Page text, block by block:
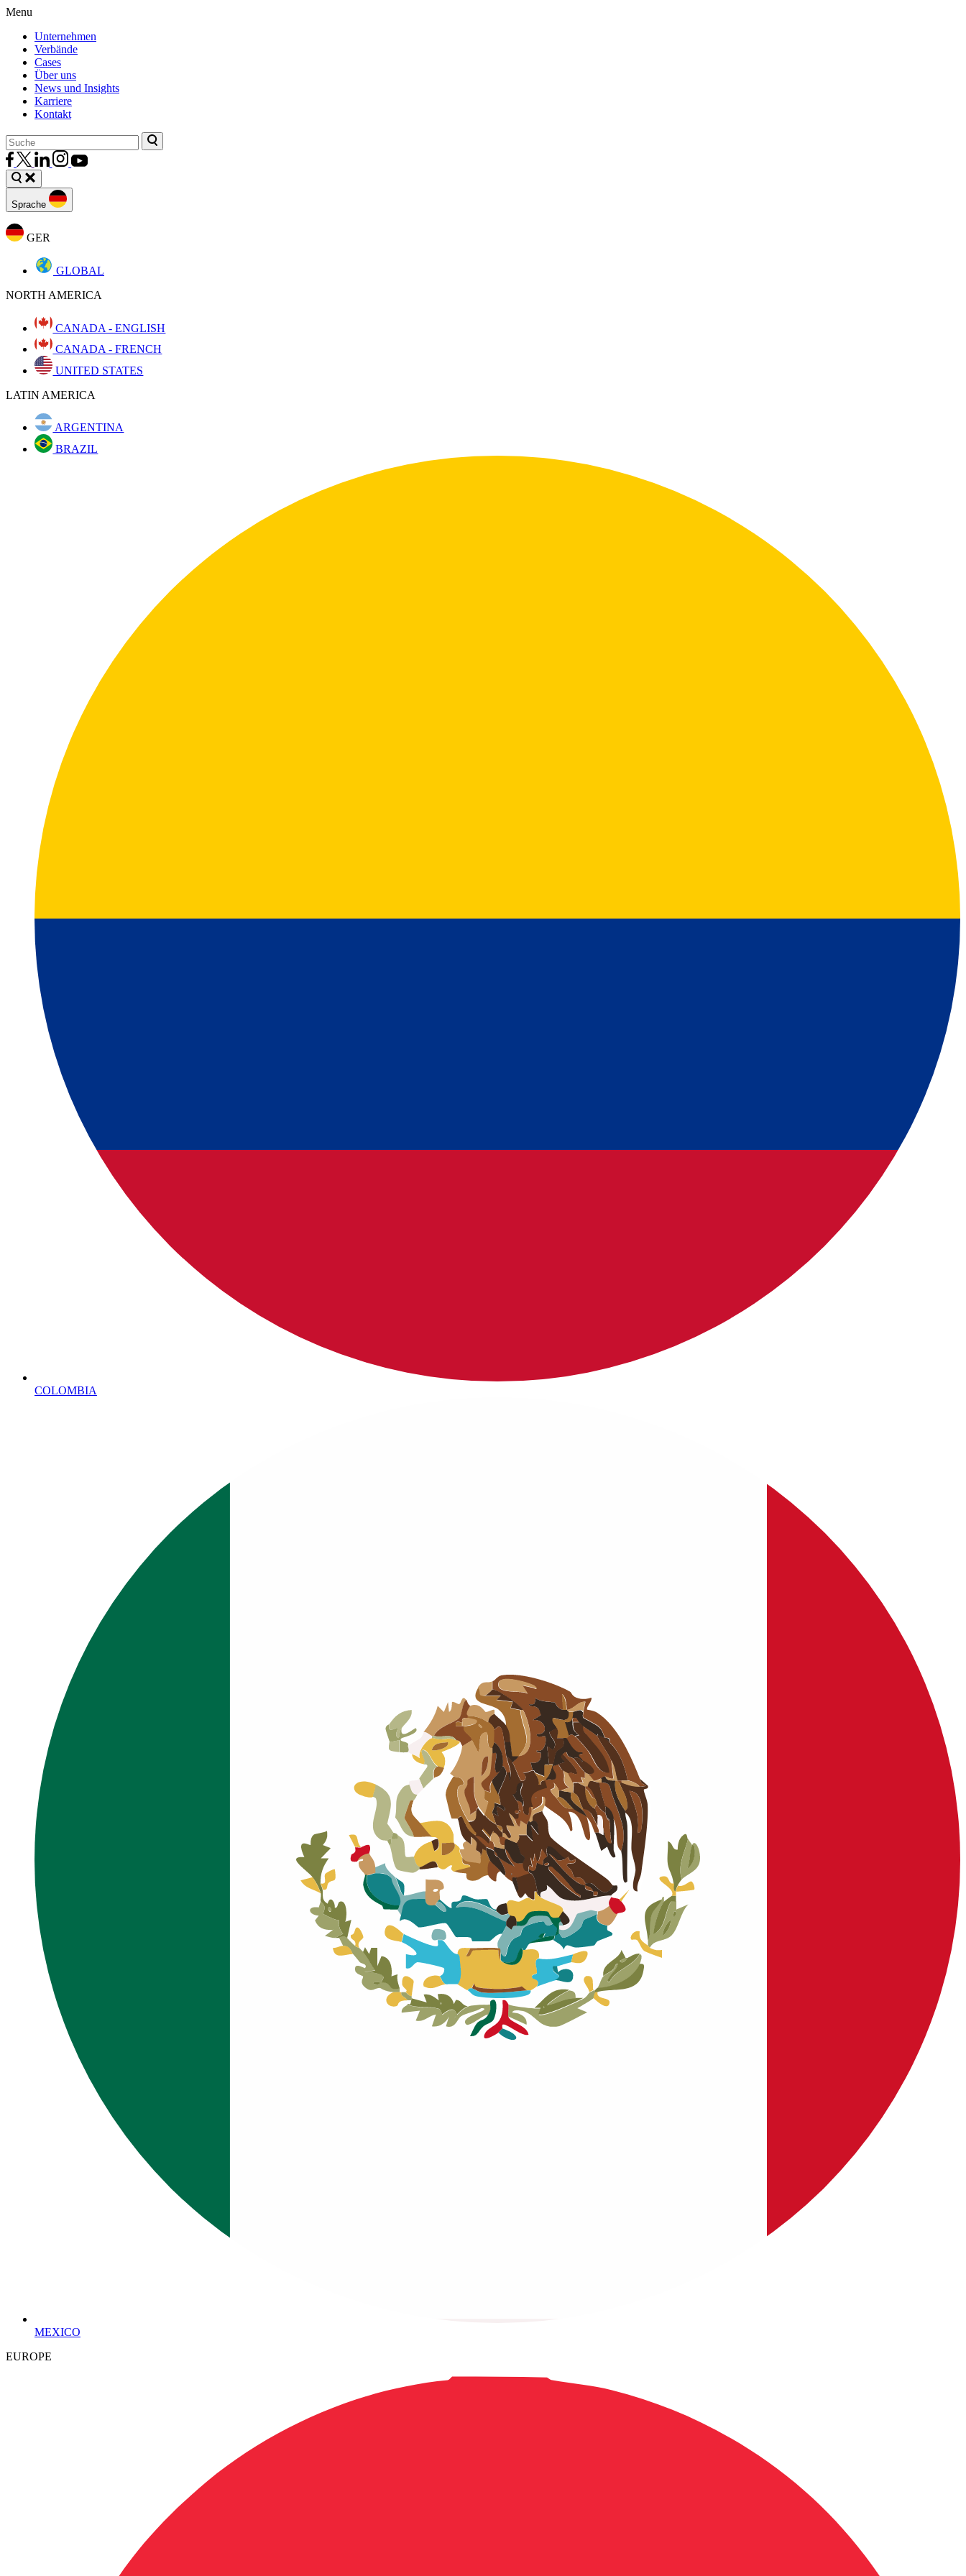
Menu
Unternehmen
Verbände
Cases
Über uns
News und Insights
Karriere
Kontakt
Sprache
GER
GLOBAL
NORTH AMERICA
CANADA - ENGLISH
CANADA - FRENCH
UNITED STATES
LATIN AMERICA
ARGENTINA
BRAZIL
COLOMBIA
MEXICO
EUROPE